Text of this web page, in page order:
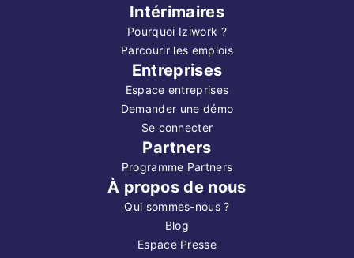
Intérimaires
Pourquoi Iziwork ?
Parcourir les emplois
Entreprises
Espace entreprises
Demander une démo
Se connecter
Partners
Programme Partners
À propos de nous
Qui sommes-nous ?
Blog
Espace Presse